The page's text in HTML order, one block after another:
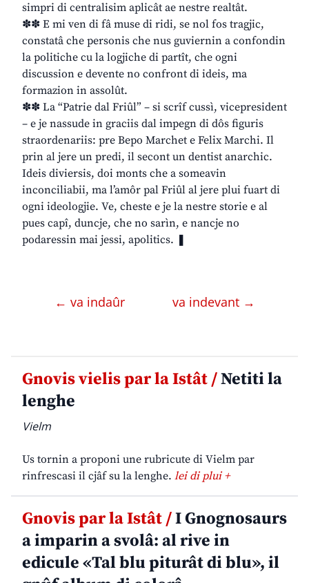
simpri di centralisim aplicât ae nestre realtât.
✽✽ E mi ven di fâ muse di ridi, se nol fos tragjic,
constatâ che personis che nus guviernin a confondin
la politiche cu la logjiche di partît, che ogni
discussion e devente no confront di ideis, ma
formazion in assolût.
✽✽ La “Patrie dal Friûl” – si scrîf cussì, vicepresident
– e je nassude in graciis dal impegn di dôs figuris
straordenariis: pre Bepo Marchet e Felix Marchi. Il
prin al jere un predi, il secont un dentist anarchic.
Ideis diviersis, doi monts che a someavin
inconciliabii, ma l’amôr pal Friûl al jere plui fuart di
ogni ideologjie. Ve, cheste e je la nestre storie e al
pues capî, duncje, che no sarìn, e nancje no
podaressin mai jessi, apolitics. ❚
← va indaûr va indevant →
Gnovis vielis par la Istât /Netiti la
lenghe
Vielm
Us tornin a proponi une rubricute di Vielm par
rinfrescasi il cjâf su la lenghe. lei di plui +
Gnovis par la Istât /I Gnognosaurs
a imparin a svolâ: al rive in
edicule «Tal blu piturât di blu», il